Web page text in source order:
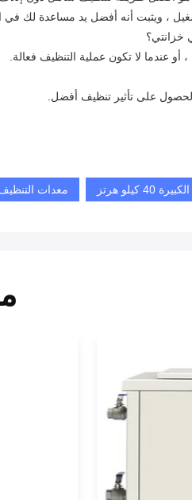
، ويثبت أنه أفضل يد مساعدة لك في
خزانتي؟
عندما لا تكون عملية التنظيف فعالة.
على تأثير تنظيف أفضل.
هرتز معدات